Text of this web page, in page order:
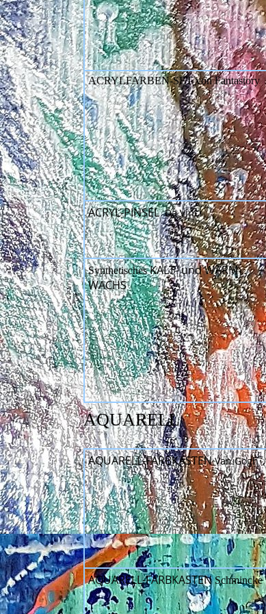
ACRYLFARBEN-SET von Fantastory
ACRYL-PINSELDa Vinci
SynthetischesKALT- und WARM-
WACHS
AQUARELL
AQUARELL-FARBKASTENVan Gogh
AQUARELL-FARBKASTENSchmincke